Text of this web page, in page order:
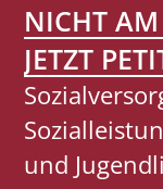
NICHT
JETZT
und